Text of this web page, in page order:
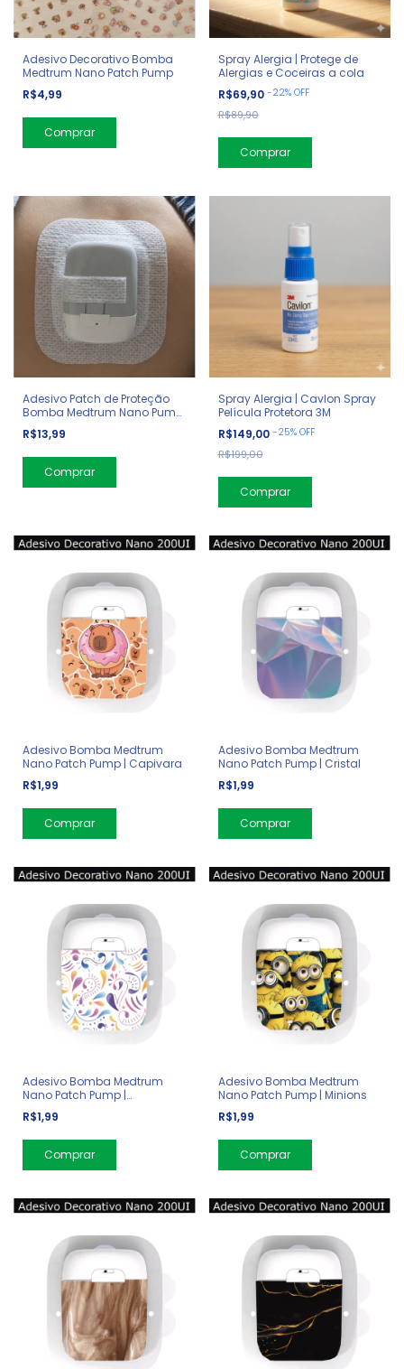
Adesivo Decorativo Bomba
Medtrum Nano Patch Pump
R$4,99
Spray Alergia | Protege de
Alergias e Coceiras a cola
R$69,90 -22% OFF
R$89,90
Adesivo Patch de Proteção
Bomba Medtrum Nano Pump
200ui
R$13,99
Spray Alergia | Cavlon Spray
Película Protetora 3M
R$149,00 -25% OFF
R$199,00
Adesivo Bomba Medtrum
Nano Patch Pump | Capivara
R$1,99
Adesivo Bomba Medtrum
Nano Patch Pump | Cristal
R$1,99
Adesivo Bomba Medtrum
Nano Patch Pump |
Arabescos Coloridos
R$1,99
Adesivo Bomba Medtrum
Nano Patch Pump | Minions
R$1,99